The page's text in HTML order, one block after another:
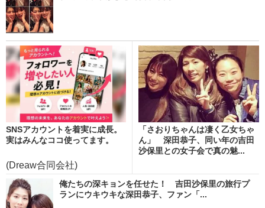
SNSアカウントを着実に成長。
実はみんなココ使ってます。
(Dreaw合同会社)
「さおりちゃんは凄く乙女ちゃ
ん」 深田恭子、同い年の吉田
沙保里との女子会で真の魅...
俺たちの深キョンを任せた！ 吉田沙保里の旅行プ
ランにウキウキな深田恭子、ファン「...